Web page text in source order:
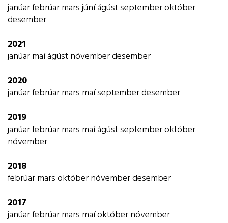
janúarfebrúarmarsjúníágústseptemberoktóber
desember
2021
janúarmaíágústnóvemberdesember
2020
janúarfebrúarmars maíseptemberdesember
2019
janúarfebrúarmars maíágústseptemberoktóber
nóvember
2018
febrúarmarsoktóbernóvemberdesember
2017
janúarfebrúarmars maíoktóbernóvember